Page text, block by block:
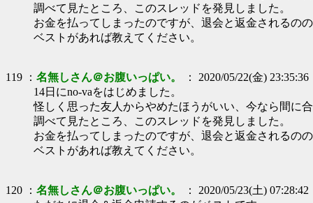
調べて見たところ、このスレッドを発見しました。
お金を払ってしまったのですが、退会と返金されるのの
ベストがあれば教えてください。
119 ： 名無しさん＠お腹いっぱい。
： 2020/05/22(金) 23:35:36
14日にno-vaをはじめました。
怪しく思った友人からやめたほうがいい、今なら間に
調べて見たところ、このスレッドを発見しました。
お金を払ってしまったのですが、退会と返金されるのの
ベストがあれば教えてください。
120 ： 名無しさん＠お腹いっぱい。
： 2020/05/23(土) 07:28:42